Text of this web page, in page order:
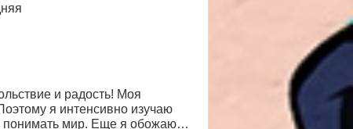
я интенсивно изучаю
понимать мир. Еще я обожаю